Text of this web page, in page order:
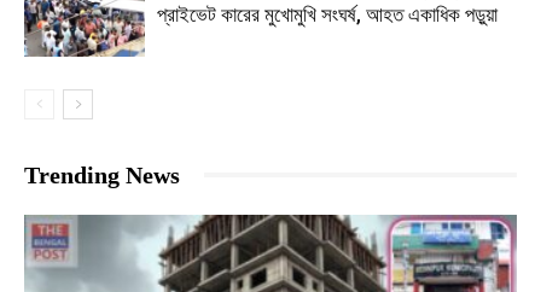
প্রাইভেট কারের মুখোমুখি সংঘর্ষ, আহত একাধিক পড়ুয়া
Trending News